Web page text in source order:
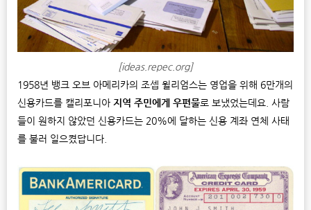
[ideas.repec.org]
1958년 뱅크 오브 아메리카의 조셉 윌리엄스는 영업을 위해 6만개의
신용카드를 캘리포니아 지역 주민에게 우편물로 보냈었는데요. 사람
들이 원하지 않았던 신용카드는 20%에 달하는 신용 계좌 연체 사태
를 불러 일으켰답니다.